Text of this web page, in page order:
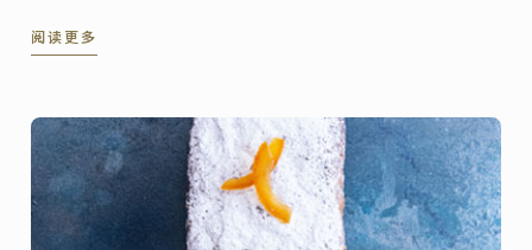
阅读更多